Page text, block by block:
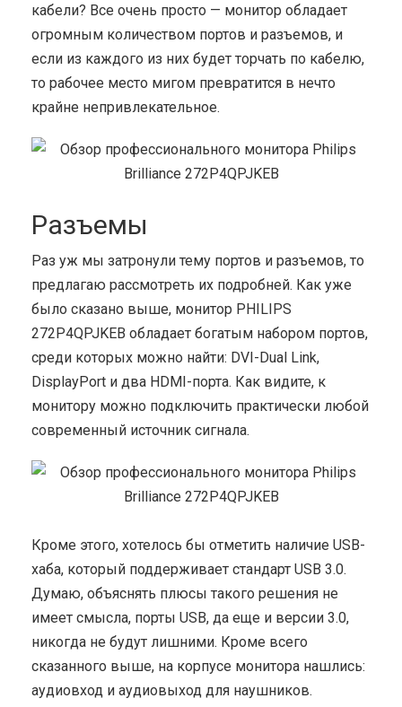
кабели? Все очень просто — монитор обладает
огромным количеством портов и разъемов, и
если из каждого из них будет торчать по кабелю,
то рабочее место мигом превратится в нечто
крайне непривлекательное.
Разъемы
Раз уж мы затронули тему портов и разъемов, то
предлагаю рассмотреть их подробней. Как уже
было сказано выше, монитор PHILIPS
272P4QPJKEB обладает богатым набором портов,
среди которых можно найти: DVI-Dual Link,
DisplayPort и два HDMI-порта. Как видите, к
монитору можно подключить практически любой
современный источник сигнала.
Кроме этого, хотелось бы отметить наличие USB-
хаба, который поддерживает стандарт USB 3.0.
Думаю, объяснять плюсы такого решения не
имеет смысла, порты USB, да еще и версии 3.0,
никогда не будут лишними. Кроме всего
сказанного выше, на корпусе монитора нашлись:
аудиовход и аудиовыход для наушников.